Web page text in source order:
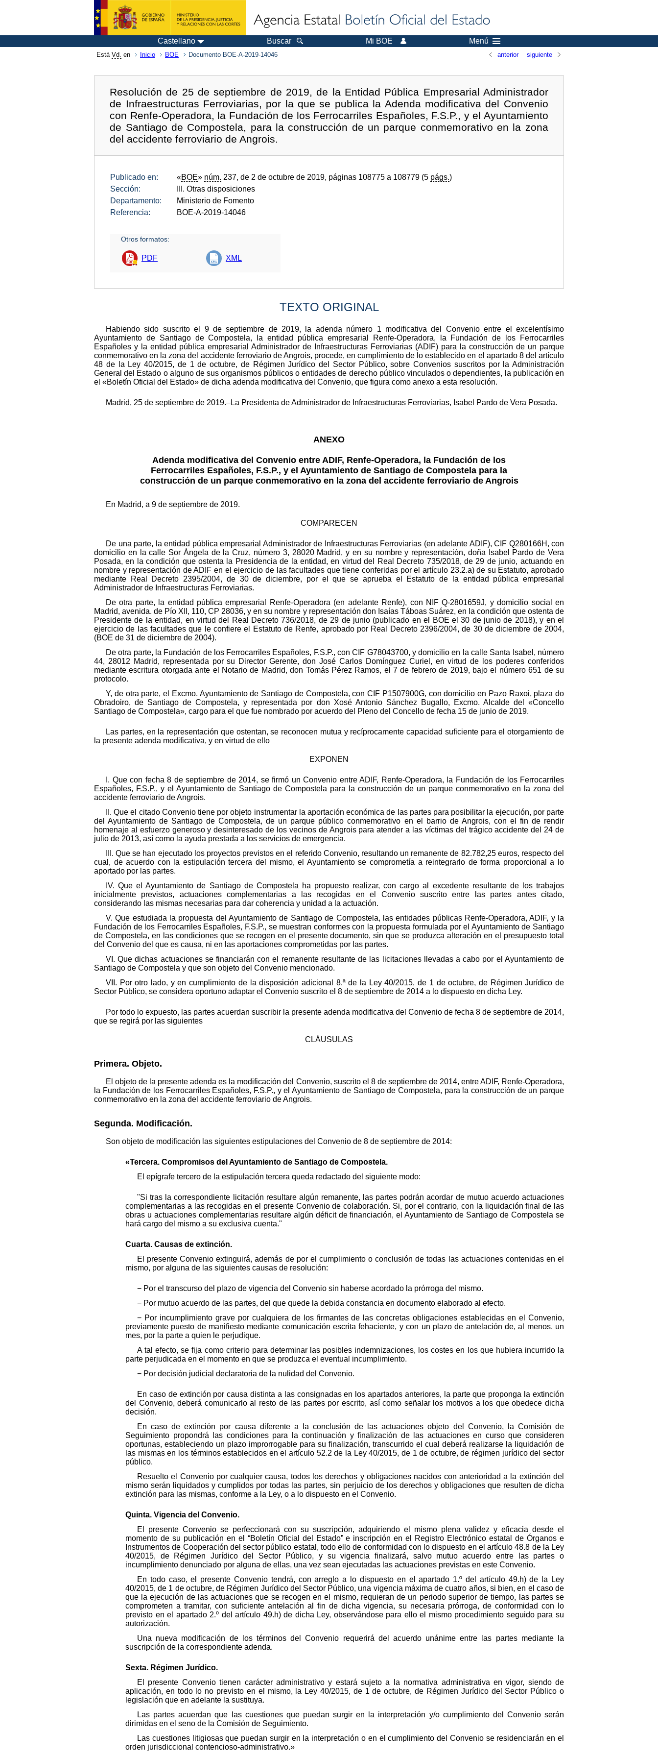
Castellano Buscar Mi BOE Menú
Está Vd. en Inicio BOE Documento BOE-A-2019-14046 anterior siguiente
Resolución de 25 de septiembre de 2019, de la Entidad Pública Empresarial Administrador
de Infraestructuras Ferroviarias, por la que se publica la Adenda modificativa del Convenio
con Renfe-Operadora, la Fundación de los Ferrocarriles Españoles, F.S.P., y el Ayuntamiento
de Santiago de Compostela, para la construcción de un parque conmemorativo en la zona
del accidente ferroviario de Angrois.
Publicado en: «BOE» núm. 237, de 2 de octubre de 2019, páginas 108775 a 108779 (5 págs.)
Sección:
III. Otras disposiciones
Departamento:
Ministerio de Fomento
Referencia:
BOE-A-2019-14046
Otros formatos:
PDF XML
TEXTO ORIGINAL
Habiendo sido suscrito el 9 de septiembre de 2019, la adenda número 1 modificativa del Convenio entre el excelentísimo
Ayuntamiento de Santiago de Compostela, la entidad pública empresarial Renfe-Operadora, la Fundación de los Ferrocarriles
Españoles y la entidad pública empresarial Administrador de Infraestructuras Ferroviarias (ADIF) para la construcción de un parque
conmemorativo en la zona del accidente ferroviario de Angrois, procede, en cumplimiento de lo establecido en el apartado 8 del artículo
48 de la Ley 40/2015, de 1 de octubre, de Régimen Jurídico del Sector Público, sobre Convenios suscritos por la Administración
General del Estado o alguno de sus organismos públicos o entidades de derecho público vinculados o dependientes, la publicación en
el «Boletín Oficial del Estado» de dicha adenda modificativa del Convenio, que figura como anexo a esta resolución.
Madrid, 25 de septiembre de 2019.–La Presidenta de Administrador de Infraestructuras Ferroviarias, Isabel Pardo de Vera Posada.
ANEXO
Adenda modificativa del Convenio entre ADIF, Renfe-Operadora, la Fundación de los
Ferrocarriles Españoles, F.S.P., y el Ayuntamiento de Santiago de Compostela para la
construcción de un parque conmemorativo en la zona del accidente ferroviario de Angrois
En Madrid, a 9 de septiembre de 2019.
COMPARECEN
De una parte, la entidad pública empresarial Administrador de Infraestructuras Ferroviarias (en adelante ADIF), CIF Q280166H, con
domicilio en la calle Sor Ángela de la Cruz, número 3, 28020 Madrid, y en su nombre y representación, doña Isabel Pardo de Vera
Posada, en la condición que ostenta la Presidencia de la entidad, en virtud del Real Decreto 735/2018, de 29 de junio, actuando en
nombre y representación de ADIF en el ejercicio de las facultades que tiene conferidas por el artículo 23.2.a) de su Estatuto, aprobado
mediante Real Decreto 2395/2004, de 30 de diciembre, por el que se aprueba el Estatuto de la entidad pública empresarial
Administrador de Infraestructuras Ferroviarias.
De otra parte, la entidad pública empresarial Renfe-Operadora (en adelante Renfe), con NIF Q-2801659J, y domicilio social en
Madrid, avenida. de Pío XII, 110, CP 28036, y en su nombre y representación don Isaías Táboas Suárez, en la condición que ostenta de
Presidente de la entidad, en virtud del Real Decreto 736/2018, de 29 de junio (publicado en el BOE el 30 de junio de 2018), y en el
ejercicio de las facultades que le confiere el Estatuto de Renfe, aprobado por Real Decreto 2396/2004, de 30 de diciembre de 2004,
(BOE de 31 de diciembre de 2004).
De otra parte, la Fundación de los Ferrocarriles Españoles, F.S.P., con CIF G78043700, y domicilio en la calle Santa Isabel, número
44, 28012 Madrid, representada por su Director Gerente, don José Carlos Domínguez Curiel, en virtud de los poderes conferidos
mediante escritura otorgada ante el Notario de Madrid, don Tomás Pérez Ramos, el 7 de febrero de 2019, bajo el número 651 de su
protocolo.
Y, de otra parte, el Excmo. Ayuntamiento de Santiago de Compostela, con CIF P1507900G, con domicilio en Pazo Raxoi, plaza do
Obradoiro, de Santiago de Compostela, y representada por don Xosé Antonio Sánchez Bugallo, Excmo. Alcalde del «Concello
Santiago de Compostela», cargo para el que fue nombrado por acuerdo del Pleno del Concello de fecha 15 de junio de 2019.
Las partes, en la representación que ostentan, se reconocen mutua y recíprocamente capacidad suficiente para el otorgamiento de
la presente adenda modificativa, y en virtud de ello
EXPONEN
I. Que con fecha 8 de septiembre de 2014, se firmó un Convenio entre ADIF, Renfe-Operadora, la Fundación de los Ferrocarriles
Españoles, F.S.P., y el Ayuntamiento de Santiago de Compostela para la construcción de un parque conmemorativo en la zona del
accidente ferroviario de Angrois.
II. Que el citado Convenio tiene por objeto instrumentar la aportación económica de las partes para posibilitar la ejecución, por parte
del Ayuntamiento de Santiago de Compostela, de un parque público conmemorativo en el barrio de Angrois, con el fin de rendir
homenaje al esfuerzo generoso y desinteresado de los vecinos de Angrois para atender a las víctimas del trágico accidente del 24 de
julio de 2013, así como la ayuda prestada a los servicios de emergencia.
III. Que se han ejecutado los proyectos previstos en el referido Convenio, resultando un remanente de 82.782,25 euros, respecto del
cual, de acuerdo con la estipulación tercera del mismo, el Ayuntamiento se comprometía a reintegrarlo de forma proporcional a lo
aportado por las partes.
IV. Que el Ayuntamiento de Santiago de Compostela ha propuesto realizar, con cargo al excedente resultante de los trabajos
inicialmente previstos, actuaciones complementarias a las recogidas en el Convenio suscrito entre las partes antes citado,
considerando las mismas necesarias para dar coherencia y unidad a la actuación.
V. Que estudiada la propuesta del Ayuntamiento de Santiago de Compostela, las entidades públicas Renfe-Operadora, ADIF, y la
Fundación de los Ferrocarriles Españoles, F.S.P., se muestran conformes con la propuesta formulada por el Ayuntamiento de Santiago
de Compostela, en las condiciones que se recogen en el presente documento, sin que se produzca alteración en el presupuesto total
del Convenio del que es causa, ni en las aportaciones comprometidas por las partes.
VI. Que dichas actuaciones se financiarán con el remanente resultante de las licitaciones llevadas a cabo por el Ayuntamiento de
Santiago de Compostela y que son objeto del Convenio mencionado.
VII. Por otro lado, y en cumplimiento de la disposición adicional 8.ª de la Ley 40/2015, de 1 de octubre, de Régimen Jurídico de
Sector Público, se considera oportuno adaptar el Convenio suscrito el 8 de septiembre de 2014 a lo dispuesto en dicha Ley.
Por todo lo expuesto, las partes acuerdan suscribir la presente adenda modificativa del Convenio de fecha 8 de septiembre de 2014,
que se regirá por las siguientes
CLÁUSULAS
Primera. Objeto.
El objeto de la presente adenda es la modificación del Convenio, suscrito el 8 de septiembre de 2014, entre ADIF, Renfe-Operadora,
la Fundación de los Ferrocarriles Españoles, F.S.P., y el Ayuntamiento de Santiago de Compostela, para la construcción de un parque
conmemorativo en la zona del accidente ferroviario de Angrois.
Segunda. Modificación.
Son objeto de modificación las siguientes estipulaciones del Convenio de 8 de septiembre de 2014:
«Tercera. Compromisos del Ayuntamiento de Santiago de Compostela.
El epígrafe tercero de la estipulación tercera queda redactado del siguiente modo:
"Si tras la correspondiente licitación resultare algún remanente, las partes podrán acordar de mutuo acuerdo actuaciones
complementarias a las recogidas en el presente Convenio de colaboración. Si, por el contrario, con la liquidación final de las
obras u actuaciones complementarias resultare algún déficit de financiación, el Ayuntamiento de Santiago de Compostela se
hará cargo del mismo a su exclusiva cuenta."
Cuarta. Causas de extinción.
El presente Convenio extinguirá, además de por el cumplimiento o conclusión de todas las actuaciones contenidas en el
mismo, por alguna de las siguientes causas de resolución:
− Por el transcurso del plazo de vigencia del Convenio sin haberse acordado la prórroga del mismo.
− Por mutuo acuerdo de las partes, del que quede la debida constancia en documento elaborado al efecto.
− Por incumplimiento grave por cualquiera de los firmantes de las concretas obligaciones establecidas en el Convenio,
previamente puesto de manifiesto mediante comunicación escrita fehaciente, y con un plazo de antelación de, al menos, un
mes, por la parte a quien le perjudique.
A tal efecto, se fija como criterio para determinar las posibles indemnizaciones, los costes en los que hubiera incurrido la
parte perjudicada en el momento en que se produzca el eventual incumplimiento.
− Por decisión judicial declaratoria de la nulidad del Convenio.
En caso de extinción por causa distinta a las consignadas en los apartados anteriores, la parte que proponga la extinción
del Convenio, deberá comunicarlo al resto de las partes por escrito, así como señalar los motivos a los que obedece dicha
decisión.
En caso de extinción por causa diferente a la conclusión de las actuaciones objeto del Convenio, la Comisión de
Seguimiento propondrá las condiciones para la continuación y finalización de las actuaciones en curso que consideren
oportunas, estableciendo un plazo improrrogable para su finalización, transcurrido el cual deberá realizarse la liquidación de
las mismas en los términos establecidos en el artículo 52.2 de la Ley 40/2015, de 1 de octubre, de régimen jurídico del sector
público.
Resuelto el Convenio por cualquier causa, todos los derechos y obligaciones nacidos con anterioridad a la extinción del
mismo serán liquidados y cumplidos por todas las partes, sin perjuicio de los derechos y obligaciones que resulten de dicha
extinción para las mismas, conforme a la Ley, o a lo dispuesto en el Convenio.
Quinta. Vigencia del Convenio.
El presente Convenio se perfeccionará con su suscripción, adquiriendo el mismo plena validez y eficacia desde el
momento de su publicación en el “Boletín Oficial del Estado” e inscripción en el Registro Electrónico estatal de Órganos e
Instrumentos de Cooperación del sector público estatal, todo ello de conformidad con lo dispuesto en el artículo 48.8 de la Ley
40/2015, de Régimen Jurídico del Sector Público, y su vigencia finalizará, salvo mutuo acuerdo entre las partes o
incumplimiento denunciado por alguna de ellas, una vez sean ejecutadas las actuaciones previstas en este Convenio.
En todo caso, el presente Convenio tendrá, con arreglo a lo dispuesto en el apartado 1.º del artículo 49.h) de la Ley
40/2015, de 1 de octubre, de Régimen Jurídico del Sector Público, una vigencia máxima de cuatro años, si bien, en el caso de
que la ejecución de las actuaciones que se recogen en el mismo, requieran de un periodo superior de tiempo, las partes se
comprometen a tramitar, con suficiente antelación al fin de dicha vigencia, su necesaria prórroga, de conformidad con lo
previsto en el apartado 2.º del artículo 49.h) de dicha Ley, observándose para ello el mismo procedimiento seguido para su
autorización.
Una nueva modificación de los términos del Convenio requerirá del acuerdo unánime entre las partes mediante la
suscripción de la correspondiente adenda.
Sexta. Régimen Jurídico.
El presente Convenio tienen carácter administrativo y estará sujeto a la normativa administrativa en vigor, siendo de
aplicación, en todo lo no previsto en el mismo, la Ley 40/2015, de 1 de octubre, de Régimen Jurídico del Sector Público o
legislación que en adelante la sustituya.
Las partes acuerdan que las cuestiones que puedan surgir en la interpretación y/o cumplimiento del Convenio serán
dirimidas en el seno de la Comisión de Seguimiento.
Las cuestiones litigiosas que puedan surgir en la interpretación o en el cumplimiento del Convenio se residenciarán en el
orden jurisdiccional contencioso-administrativo.»